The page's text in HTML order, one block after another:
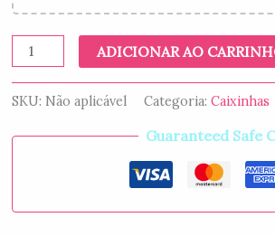
ADICIONAR AO
SKU: Não aplicável Categoria: Caixinhas
Guaranteed Safe